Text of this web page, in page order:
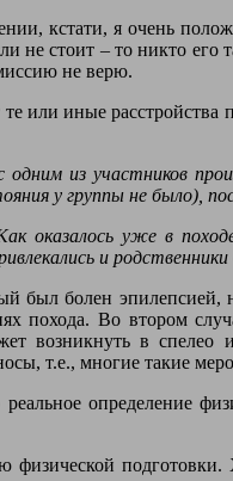
кстати, я очень
не стоит – то никто
не верю.
или иные
из участников
у группы не было),
оказалось уже в
и родственники
был болен
похода. Во втором
возникнуть в
т.е., многие такие
определение